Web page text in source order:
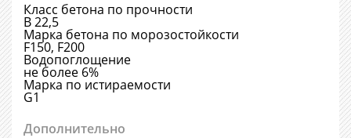
Класс бетона по прочности
В 22,5
Марка бетона по морозостойкости
F150, F200
Водопоглощение
не более 6%
Марка по истираемости
G1
Дополнительно